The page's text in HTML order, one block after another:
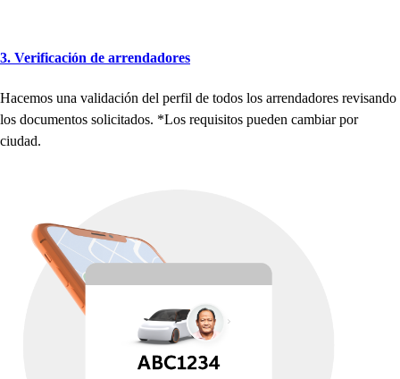
3. Verificación de arrendadores
Hacemos una validación del perfil de todos los arrendadores revisando
los documentos solicitados. *Los requisitos pueden cambiarpor
ciudad.